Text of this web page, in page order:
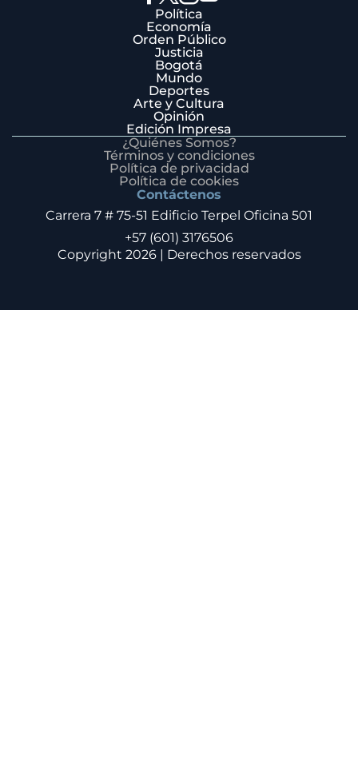
Política
Economía
Orden Público
Justicia
Bogotá
Mundo
Deportes
Arte y Cultura
Opinión
Edición Impresa
¿Quiénes Somos?
Términos y condiciones
Política de privacidad
Política de cookies
Contáctenos
Carrera 7 # 75-51 Edificio Terpel Oficina 501
+57 (601) 3176506
Copyright 2026 | Derechos reservados